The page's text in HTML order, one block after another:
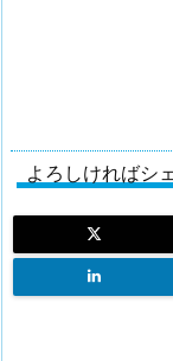
よろしければシ